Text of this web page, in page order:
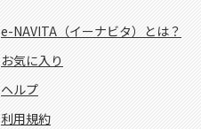
e-NAVITA（イーナビタ）とは？
お気に入り
ヘルプ
利用規約